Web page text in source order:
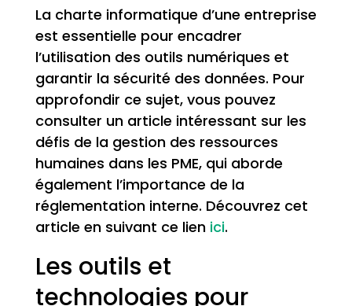
La charte informatique d’une entreprise
est essentielle pour encadrer
l’utilisation des outils numériques et
garantir la sécurité des données. Pour
approfondir ce sujet, vous pouvez
consulter un article intéressant sur les
défis de la gestion des ressources
humaines dans les PME, qui aborde
également l’importance de la
réglementation interne. Découvrez cet
article en suivant ce lien ici.
Les outils et
technologies pour